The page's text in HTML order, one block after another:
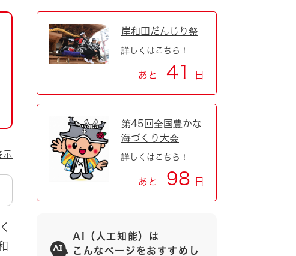
示
岸和田だんじり祭
詳しくはこちら！
あと 41 日
第45回全国豊かな
海づくり大会
詳しくはこちら！
あと 98 日
AI（人工知能）は
こんなページをおすすめし